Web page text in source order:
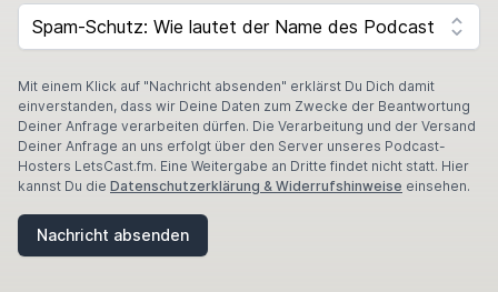
SPAM CAPTCHA
Mit einem Klick auf "Nachricht absenden" erklärst Du Dich damit
einverstanden, dass wir Deine Daten zum Zwecke der Beantwortung
Deiner Anfrage verarbeiten dürfen. Die Verarbeitung und der Versand
Deiner Anfrage an uns erfolgt über den Server unseres Podcast-
Hosters LetsCast.fm. Eine Weitergabe an Dritte findet nicht statt. Hier
kannst Du die Datenschutzerklärung & Widerrufshinweise einsehen.
Nachricht absenden